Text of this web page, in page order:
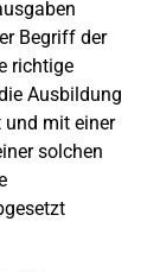
Begriff der
richtige
Ausbildung
und mit einer
solchen